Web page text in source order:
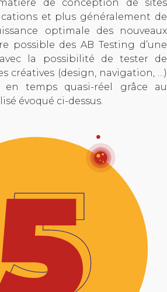
de conception de sites
et plus généralement de
optimale des nouveaux
possible des AB Testing d’une
la possibilité de tester de
créatives (design, navigation, …)
temps quasi-réel grâce au
évoqué ci-dessus.